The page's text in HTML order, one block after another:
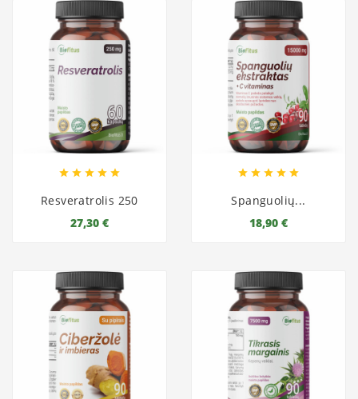
    
Resveratrolis 250
27,30 €
    
Spanguolių...
18,90 €